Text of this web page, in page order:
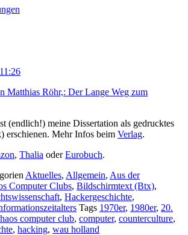
(endlich!) meine Dissertation als gedrucktes
erschienen. Mehr Infos beim Verlag.
, Thalia oderEurobuch.
Aktuelles, Allgemein, Aus der
Computer Clubs, Bildschirmtext (Btx),
, Hackergeschichte,
Tags 1970er, 1980er, 20.
computer club, computer, counterculture,
, hacking, wau holland